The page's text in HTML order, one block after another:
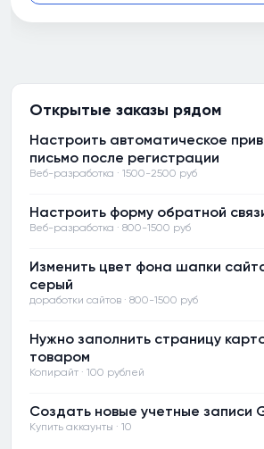
Открытые заказы рядом
Настроить автоматическое
письмо после регистрации
Веб-разработка · 1500-2500 руб
Настроить форму обратной
Веб-разработка · 800-1500 руб
Изменить цвет фона шапки
серый
доработки сайтов · 800-1500 руб
Нужно заполнить страницу
товаром
Копирайт · 100 рублей
Создать новые учетные записи
Купить аккаунты · 10